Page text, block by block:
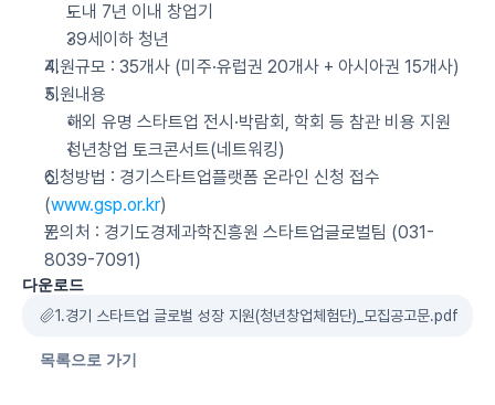
도내 7년 이내 창업기
39세이하 청년
지원규모 : 35개사 (미주·유럽권 20개사 + 아시아권 15개사)
지원내용
해외 유명 스타트업 전시·박람회, 학회 등 참관 비용 지원
청년창업 토크콘서트(네트워킹)
신청방법 : 경기스타트업플랫폼 온라인 신청 접수
(www.gsp.or.kr)
문의처 : 경기도경제과학진흥원 스타트업글로벌팀 (031-
8039-7091)
다운로드
1.경기 스타트업 글로벌 성장 지원(청년창업체험단)_모집공고문.pdf
목록으로 가기